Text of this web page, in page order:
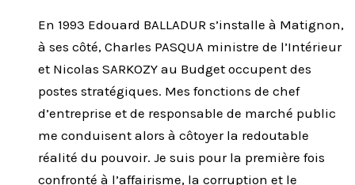
En 1993 Edouard BALLADUR s’installe à Matignon,
à ses côté, Charles PASQUA ministre de l’Intérieur
et Nicolas SARKOZY au Budget occupent des
postes stratégiques. Mes fonctions de chef
d’entreprise et de responsable de marché public
me conduisent alors à côtoyer la redoutable
réalité du pouvoir. Je suis pour la première fois
confronté à l’affairisme, la corruption et le